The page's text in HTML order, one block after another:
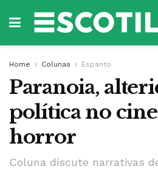
Home Colunas Espanto
Paranoia,
política no
horror
Coluna discute narrativas